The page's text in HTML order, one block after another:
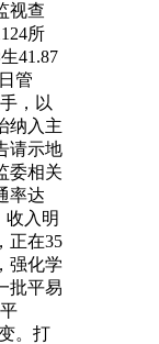
视查
所
41.87
管
，以
纳入主
请示地
委相关
率达
收入明
正在35
强化学
批平易
。打